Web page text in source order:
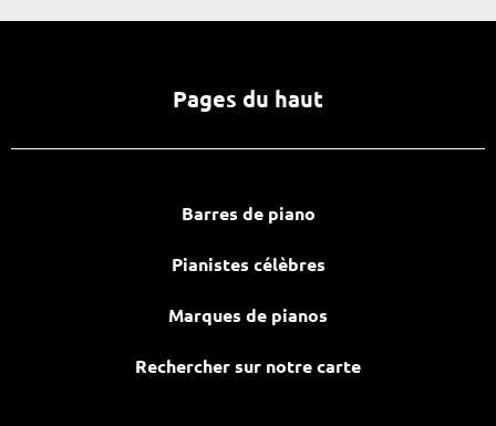
Pages du haut
Barres de piano
Pianistes célèbres
Marques de pianos
Rechercher sur notre carte